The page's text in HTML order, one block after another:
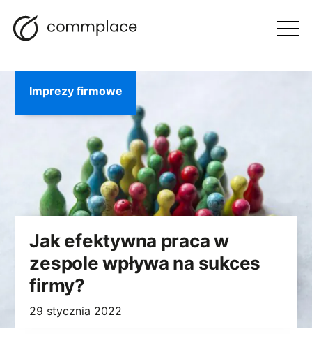
Przejdź
do
Nawigacja
BLOG
Jak efektywna praca w
zespole wpływa na sukces
firmy?
29 stycznia 2022
Imprezy firmowe